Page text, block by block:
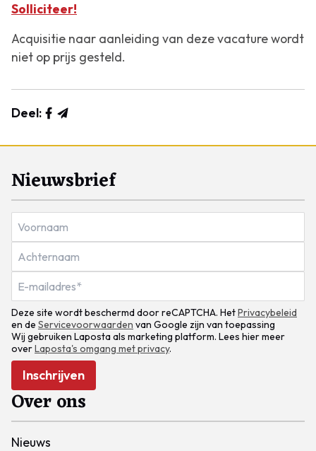
Solliciteer!
Acquisitie naar aanleiding van deze vacature wordt
niet op prijs gesteld.
Deel:
Nieuwsbrief
Deze site wordt beschermd door reCAPTCHA. HetPrivacybeleid
en de Servicevoorwaarden van Google zijn van toepassing
Wij gebruiken Laposta als marketing platform. Lees hier meer
overLaposta's omgang met privacy.
Inschrijven
Over ons
Nieuws